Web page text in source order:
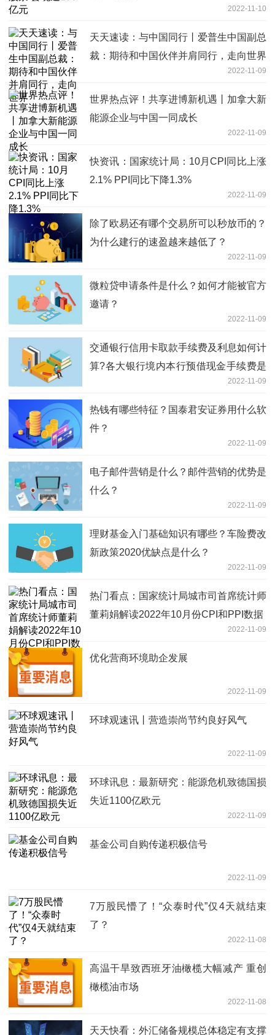
2022-11-10
天天速读：与中国同行丨爱普生中国副总
裁：期待和中国伙伴并肩同行，走向世界
2022-11-09
世界热点评！共享进博新机遇丨加拿大新
能源企业与中国一同成长
2022-11-09
快资讯：国家统计局：10月CPI同比上涨
2.1% PPI同比下降1.3%
2022-11-09
除了欧易还有哪个交易所可以秒放币的？
为什么建行的速盈越来越低了？
2022-11-09
微粒贷申请条件是什么？如何才能被官方
邀请？
2022-11-09
交通银行信用卡取款手续费及利息如何计
算?各大银行境内本行预借现金手续费是
2022-11-09
热钱有哪些特征？国泰君安证券用什么软
件？
2022-11-09
电子邮件营销是什么？邮件营销的优势是
什么？
2022-11-09
理财基金入门基础知识有哪些？车险费改
新政策2020优缺点是什么？
2022-11-09
热门看点：国家统计局城市司首席统计师
董莉娟解读2022年10月份CPI和PPI数据
2022-11-09
优化营商环境助企发展
2022-11-09
环球观速讯丨营造崇尚节约良好风气
2022-11-09
环球讯息：最新研究：能源危机致德国损
失近1100亿欧元
2022-11-09
基金公司自购传递积极信号
2022-11-09
7万股民懵了！“众泰时代”仅4天就结束
了？
2022-11-08
高温干旱致西班牙油橄榄大幅减产 重创
橄榄油市场
2022-11-08
天天快看：外汇储备规模总体稳定有支撑